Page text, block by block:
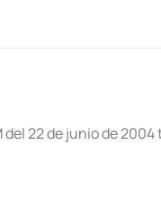
22 de junio de